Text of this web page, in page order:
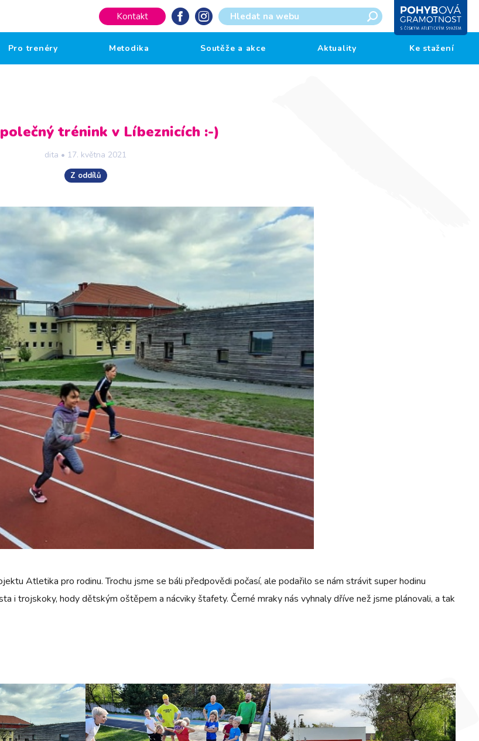
Kontakt
Pro trenéry Metodika Soutěže a akce Aktuality Ke stažení
trénink v Líbeznicích :-)
dita • 17. května 2021
Z oddílů
Atletika pro rodinu. Trochu jsme se báli předpovědi počasí, ale podařilo se nám strávit super hodinu
i trojskoky, hody dětským oštěpem a nácviky štafety. Černé mraky nás vyhnaly dříve než jsme plánovali, a tak